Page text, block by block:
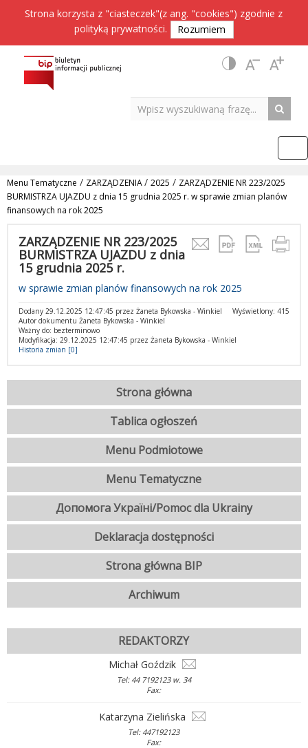
Strona korzysta z "ciasteczek"(z ang. "cookies") zgodnie z
polityką prywatności. Rozumiem
Menu Tematyczne / ZARZĄDZENIA/ 2025 / ZARZĄDZENIE NR 223/2025
BURMISTRZA UJAZDU z dnia 15 grudnia 2025 r. w sprawie zmian planów
finansowych na rok 2025
ZARZĄDZENIE NR 223/2025
BURMISTRZA UJAZDU z dnia
15 grudnia 2025 r.
w sprawie zmian planów finansowych na rok 2025
Wyświetlony: 415
Dodany 29.12.2025 12:47:45 przez Żaneta Bykowska - Winkiel
Autor dokumentu Żaneta Bykowska - Winkiel
Ważny do: bezterminowo
Modyfikacja: 29.12.2025 12:47:45 przez Żaneta Bykowska - Winkiel
Historia zmian [0]
Strona główna
Tablica ogłoszeń
Menu Podmiotowe
Menu Tematyczne
Допомога Україні/Pomoc dla Ukrainy
Deklaracja dostępności
Strona główna BIP
Archiwum
REDAKTORZY
Michał Goździk
Tel: 44 7192123 w. 34
Fax:
Katarzyna Zielińska
Tel: 447192123
Fax: